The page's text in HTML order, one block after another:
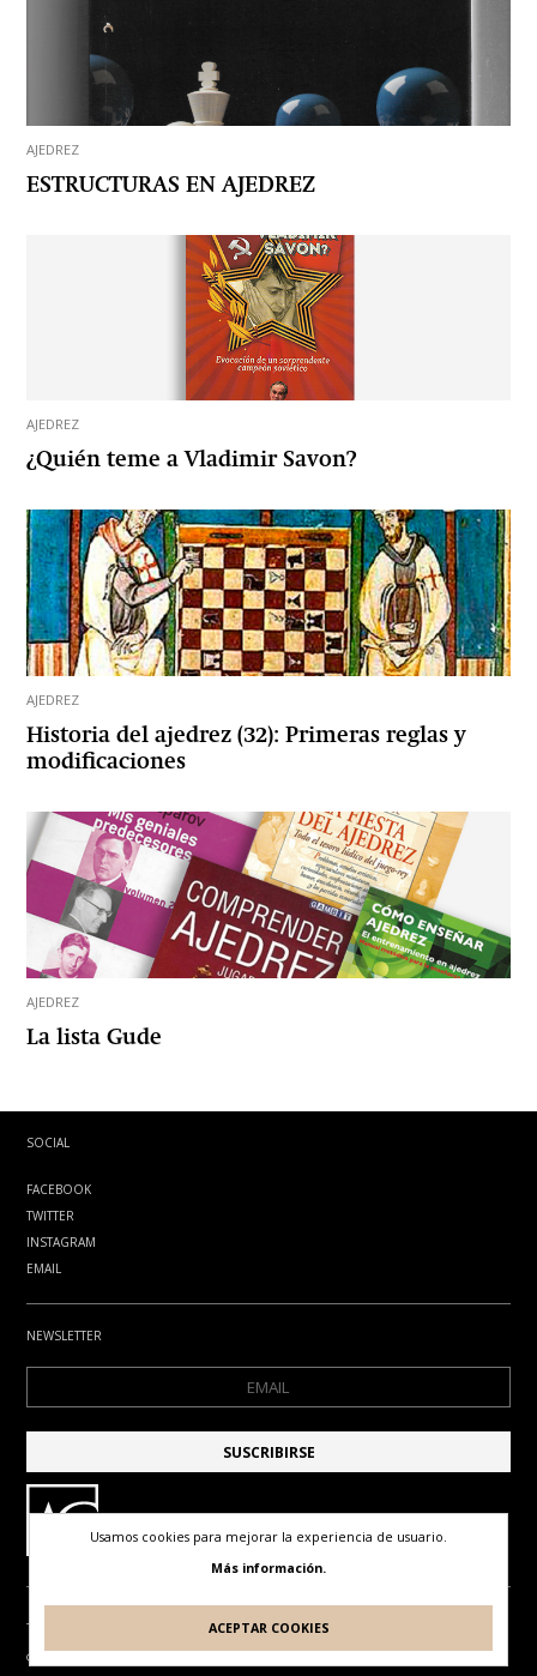
AJEDREZ
ESTRUCTURAS EN AJEDREZ
AJEDREZ
¿Quién teme a Vladimir Savon?
AJEDREZ
Historia del ajedrez (32): Primeras reglas y
modificaciones
AJEDREZ
La lista Gude
SOCIAL
FACEBOOK
TWITTER
INSTAGRAM
EMAIL
NEWSLETTER
TÉRMINOS DE USO POLÍTICA DE PRIVACIDAD POLÍTICA DE COOKIES
© ANTONIO GUDE. TODOS LOS DERECHOS RESERVADOS
Usamos cookies para mejorar la experiencia de usuario.
Más información.
ACEPTAR COOKIES